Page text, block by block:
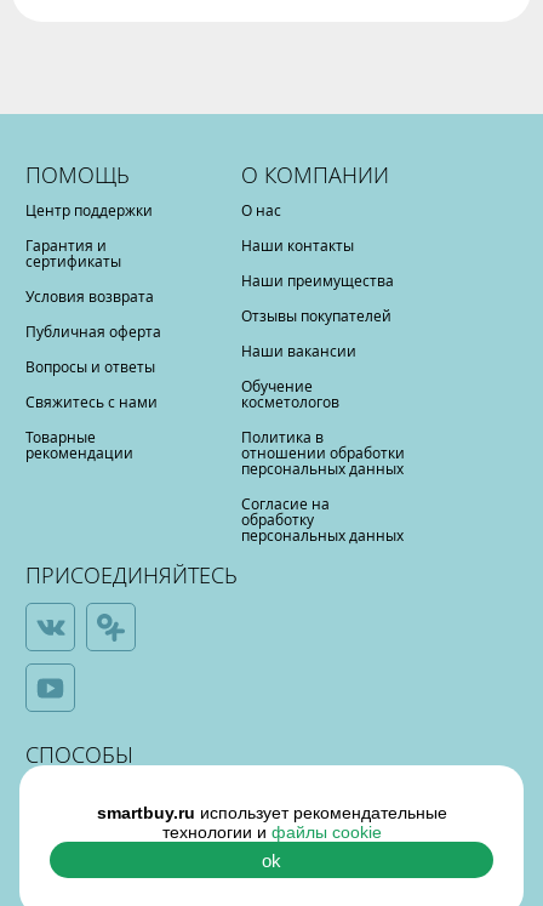
ПОМОЩЬ
Центр поддержки
Гарантия и
сертификаты
Условия возврата
Публичная оферта
Вопросы и ответы
Свяжитесь с нами
Товарные
рекомендации
О КОМПАНИИ
О нас
Наши контакты
Наши преимущества
Отзывы покупателей
Наши вакансии
Обучение
косметологов
Политика в
отношении обработки
персональных данных
Согласие на
обработку
персональных данных
ПРИСОЕДИНЯЙТЕСЬ
СПОСОБЫ
ОПЛАТЫ
smartbuy.ru использует рекомендательные
технологии и файлы cookie
ok